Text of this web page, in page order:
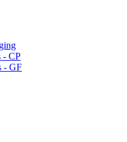
- CP
- GF